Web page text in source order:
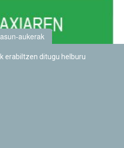
aukerak
erabiltzen ditugu helburu